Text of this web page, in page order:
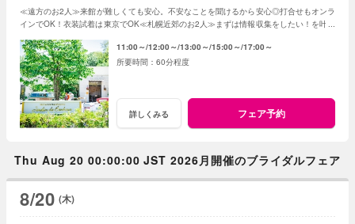
≪遠方のお2人≫来館が難しくても安心。不安なことを聞けるから安心◎打合せもオンラ
インでOK！衣装試着は東京でOK≪札幌近郊のお2人≫まずは情報収集をしたい！を叶え
11:00～ 12:00～ 13:00～ 15:00～ 17:00～
60分程度
詳しくみる フェア予約
Thu Aug 20 00:00:00 JST 2026月開催のブライダルフェア
8/20 (木)